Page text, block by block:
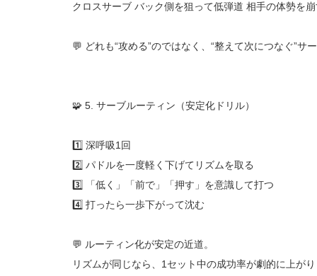
クロスサーブ バック側を狙って低弾道 相手の体勢を
💬 どれも“攻める”のではなく、“整えて次につなぐ”サ
🧩 5. サーブルーティン（安定化ドリル）
1️⃣ 深呼吸1回
2️⃣ パドルを一度軽く下げてリズムを取る
3️⃣ 「低く」「前で」「押す」を意識して打つ
4️⃣ 打ったら一歩下がって沈む
💬 ルーティン化が安定の近道。
リズムが同じなら、1セット中の成功率が劇的に上が